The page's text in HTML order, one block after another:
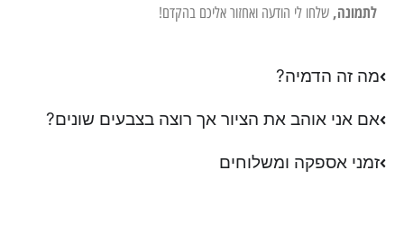
לתמונה, שלחו לי הודעה ואחזור אליכם בהקדם!
מה זה הדמיה?
אם אני אוהב את הציור אך רוצה בצבעים שונים?
זמני אספקה ומשלוחים